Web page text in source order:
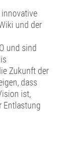
innovative
und der
und sind
Zukunft der
dass
ist,
Entlastung